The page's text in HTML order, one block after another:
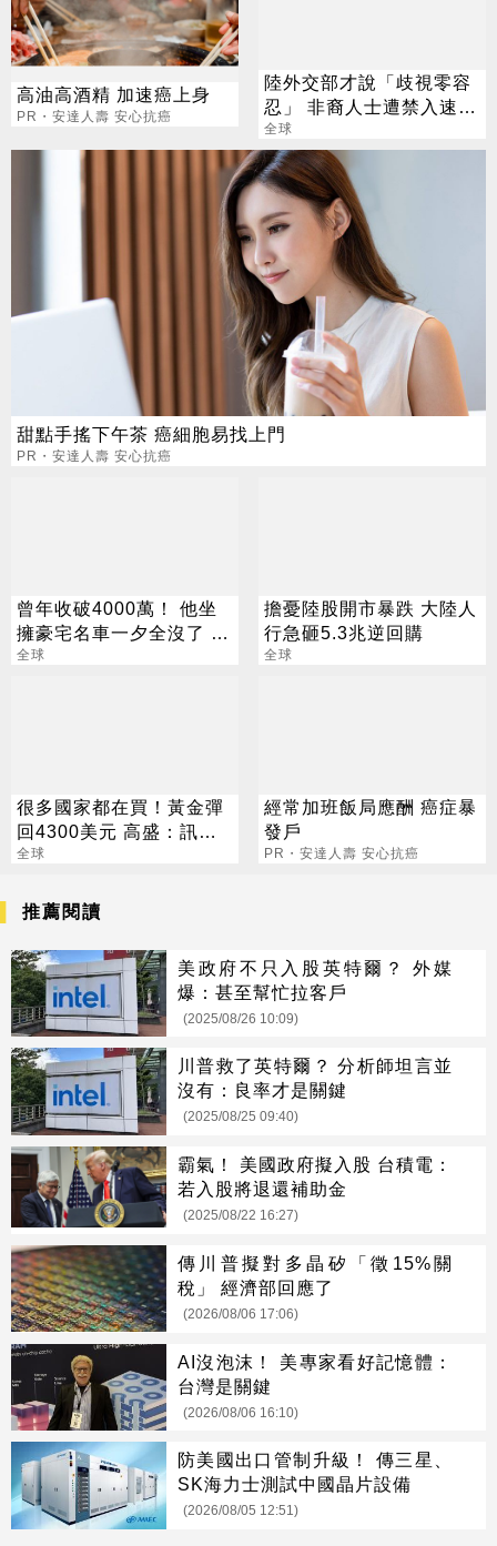
高油高酒精 加速癌上身
PR・安達人壽 安心抗癌
陸外交部才說「歧視零容
忍」 非裔人士遭禁入速食
店
全球
甜點手搖下午茶 癌細胞易找上門
PR・安達人壽 安心抗癌
曾年收破4000萬！ 他坐
擁豪宅名車一夕全沒了 卻
喊「比過去更快樂」
全球
擔憂陸股開市暴跌 大陸人
行急砸5.3兆逆回購
全球
很多國家都在買！黃金彈
回4300美元 高盛：訊號
來了
全球
經常加班飯局應酬 癌症暴
發戶
PR・安達人壽 安心抗癌
推薦閱讀
美政府不只入股英特爾？ 外媒
爆：甚至幫忙拉客戶
(2025/08/26 10:09)
川普救了英特爾？ 分析師坦言並
沒有：良率才是關鍵
(2025/08/25 09:40)
霸氣！ 美國政府擬入股 台積電：
若入股將退還補助金
(2025/08/22 16:27)
傳川普擬對多晶矽「徵15%關
稅」 經濟部回應了
(2026/08/06 17:06)
AI沒泡沫！ 美專家看好記憶體：
台灣是關鍵
(2026/08/06 16:10)
防美國出口管制升級！ 傳三星、
SK海力士測試中國晶片設備
(2026/08/05 12:51)